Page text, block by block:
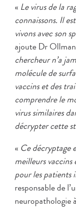
« Le virus de la
connaissons. Il
vivons avec son
ajoute Dr
chercheur n’a
molécule de
vaccins et des
comprendre le
virus similaires
décrypter cette
« Ce décryptage
meilleurs
pour les patients
responsable de
neuropathologie